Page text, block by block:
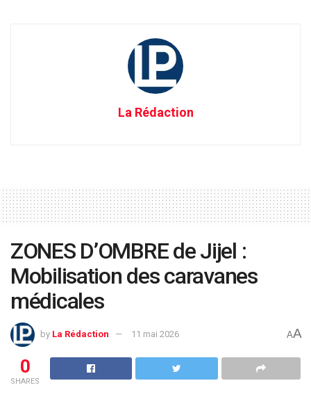
La Rédaction
ZONES D’OMBRE de Jijel :
Mobilisation des caravanes
médicales
by La Rédaction 11 mai 2026 AA
0
SHARES